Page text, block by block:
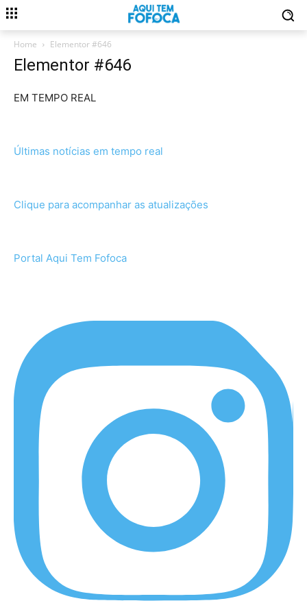
Home Elementor #646
Elementor #646
EM TEMPO REAL
Últimas notícias em tempo real
Clique para acompanhar as atualizações
Portal Aqui Tem Fofoca